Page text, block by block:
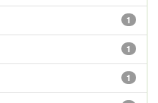
1
1
1